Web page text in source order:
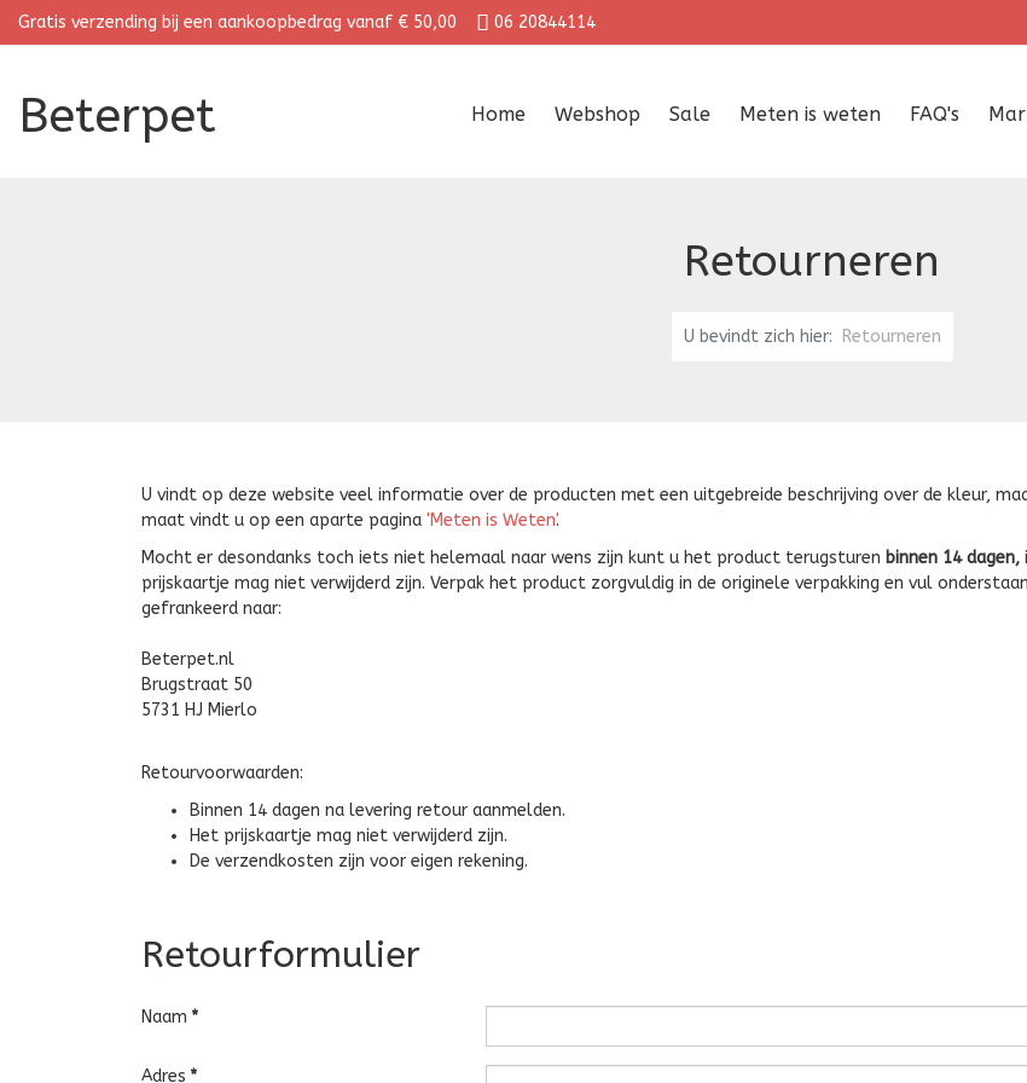
Gratis verzending bij een aankoopbedrag vanaf € 50,00 06 20844114
Beterpet Home Webshop Sale Meten is weten FAQ's
Retourneren
U bevindt zich hier: Retourneren
U vindt op deze website veel informatie over de producten met een uitgebreide beschrijving over de kleur,
maat vindt u op een aparte pagina 'Meten is Weten'.
Mocht er desondanks toch iets niet helemaal naar wens zijn kunt u het product terugsturen binnen 14 dagen,
prijskaartje mag niet verwijderd zijn. Verpak het product zorgvuldig in de originele verpakking en vul
gefrankeerd naar:
Beterpet.nl
Brugstraat 50
5731 HJ Mierlo
Retourvoorwaarden:
Binnen 14 dagen na levering retour aanmelden.
Het prijskaartje mag niet verwijderd zijn.
De verzendkosten zijn voor eigen rekening.
Retourformulier
Naam *
Adres *